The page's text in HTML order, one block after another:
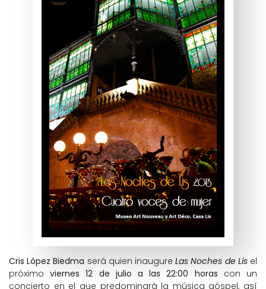
Cris López Biedma será quien inaugureLas Noches de Lisel
próximoviernes 12 de julio a las 22:00 horas con un
concierto en el que predominará la música góspel, así